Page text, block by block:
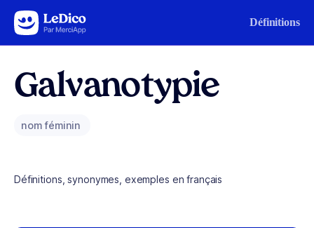
Aller au contenu Définitions
Galvanotypie
nom féminin
Définitions, synonymes, exemples en français